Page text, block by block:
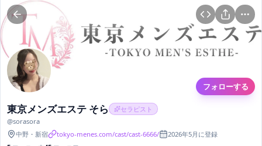
フォローする
東京メンズエステ そら
セラピスト
@sorasora
中野 ・新宿 tokyo-menes.com/cast/cast-6666/ 2026年5月 に登録